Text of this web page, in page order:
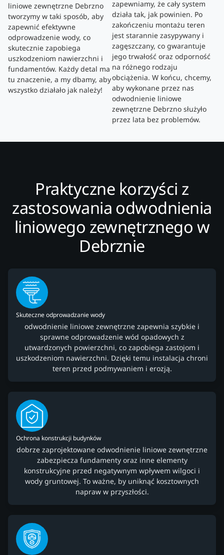
liniowe zewnętrzne Debrzno
tworzymy w taki sposób, aby
zapewnić efektywne
odprowadzenie wody, co
skutecznie zapobiega
uszkodzeniom nawierzchni i
fundamentów. Każdy detal ma
tu znaczenie, a my dbamy, aby
wszystko działało jak należy!
zapewniamy, że cały system
działa tak, jak powinien. Po
zakończeniu montażu teren
jest starannie zasypywany i
zagęszczany, co gwarantuje
jego trwałość oraz odporność
na różnego rodzaju
obciążenia. W końcu, chcemy,
aby wykonane przez nas
odwodnienie liniowe
zewnętrzne Debrzno służyło
przez lata bez problemów.
Praktyczne korzyści z
zastosowania odwodnienia
liniowego zewnętrznego w
Debrznie
Skuteczne odprowadzanie wody
odwodnienie liniowe zewnętrzne zapewnia szybkie i
sprawne odprowadzenie wód opadowych z
utwardzonych powierzchni, co zapobiega zastojom i
uszkodzeniom nawierzchni. Dzięki temu instalacja chroni
teren przed podmywaniem i erozją.
Ochrona konstrukcji budynków
dobrze zaprojektowane odwodnienie liniowe zewnętrzne
zabezpiecza fundamenty oraz inne elementy
konstrukcyjne przed negatywnym wpływem wilgoci i
wody gruntowej. To ważne, by uniknąć kosztownych
napraw w przyszłości.